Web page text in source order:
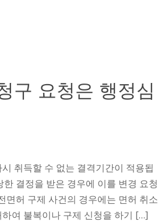
구 요청은 행정심
취득할 수 없는 결격기간이 적용됩
결정을 받은 경우에 이를 변경 요청
면허 구제 사건의 경우에는 면허 취소
여 불복이나 구제 신청을 하기 […]